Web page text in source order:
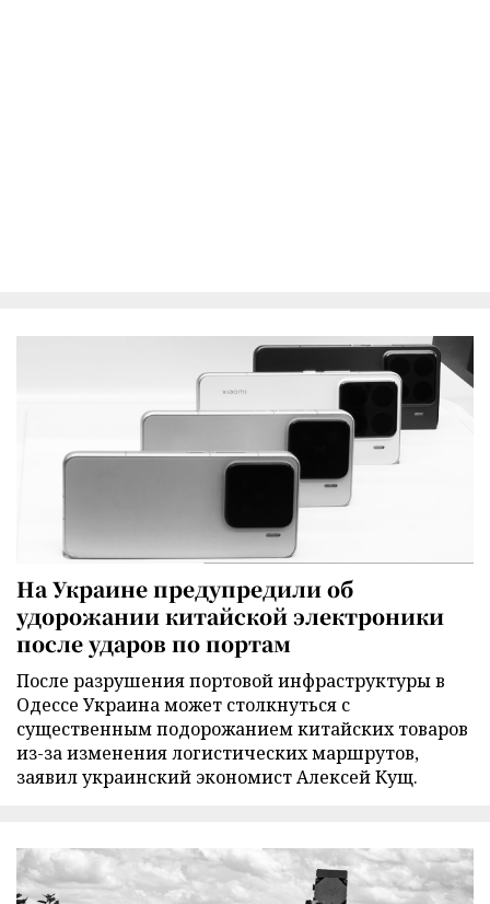
На Украине предупредили об
удорожании китайской электроники
после ударов по портам
После разрушения портовой инфраструктуры в
Одессе Украина может столкнуться с
существенным подорожанием китайских товаров
из-за изменения логистических маршрутов,
заявил украинский экономист Алексей Кущ.